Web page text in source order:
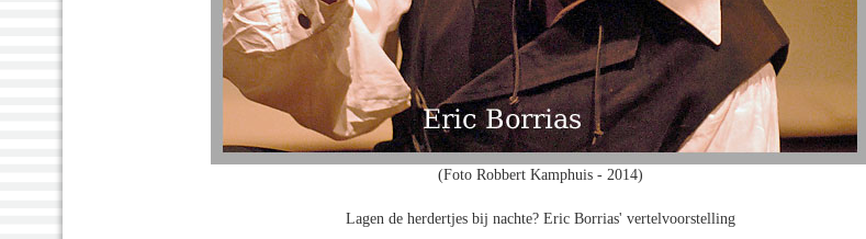
(Foto Robbert Kamphuis - 2014)
Lagen de herdertjes bij nachte? Eric Borrias' vertelvoorstelling